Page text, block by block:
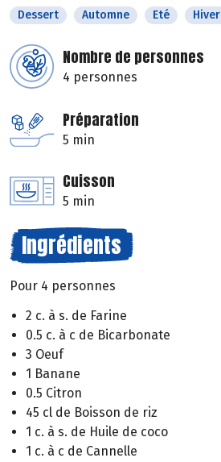
Dessert Automne Eté Hiver
Nombre de personnes
4 personnes
Préparation
5 min
Cuisson
5 min
Ingrédients
Pour 4 personnes
2 c. à s. de Farine
0.5 c. à c de Bicarbonate
3 Oeuf
1 Banane
0.5 Citron
45 cl de Boisson de riz
1 c. à s. de Huile de coco
1 c. à c de Cannelle